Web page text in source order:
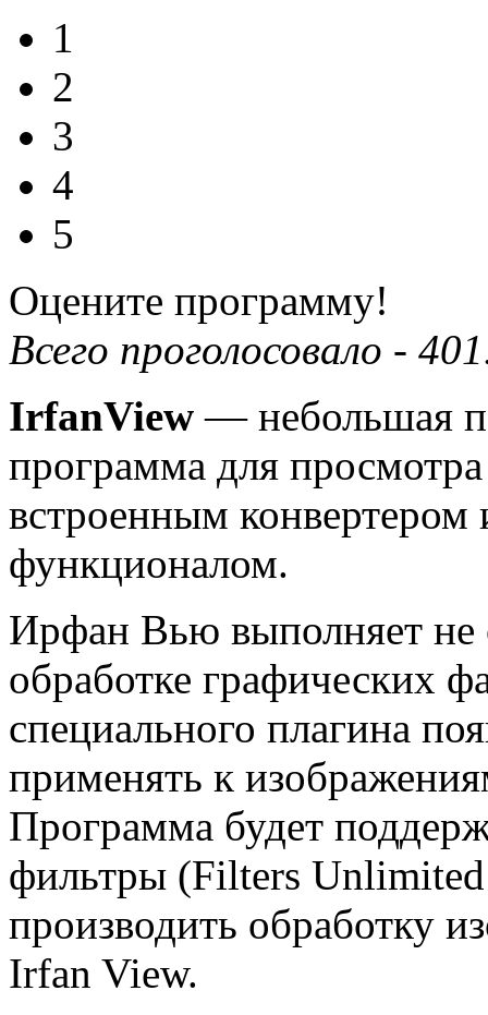
1
2
3
4
5
Оцените программу!
Всего проголосовало - 401
IrfanView — небольшая
программа для
встроенным
функционалом.
Ирфан Вью выполняет не
обработке графических
специального плагина
применять к
Программа будет
фильтры (Filters
производить обработку
Irfan View.